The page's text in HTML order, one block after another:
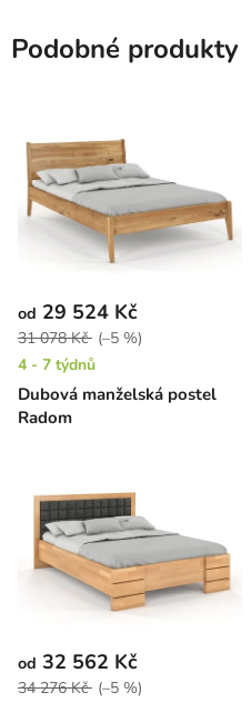
Podobné produkty
Dubová manželská postel
Radom
od 29 524 Kč
31 078 Kč (–5 %)
4 - 7 týdnů
od 32 562 Kč
34 276 Kč (–5 %)